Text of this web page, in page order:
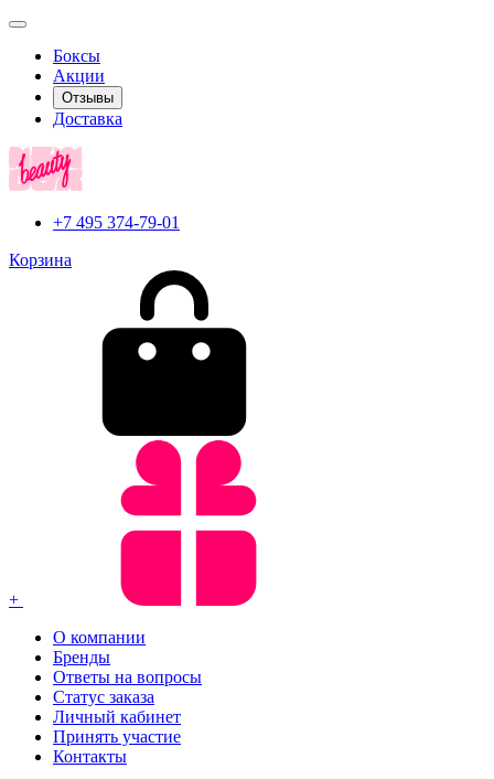
Боксы
Акции
Отзывы
Доставка
+7 495 374-79-01
Корзина
+
О компании
Бренды
Ответы на вопросы
Статус заказа
Личный кабинет
Принять участие
Контакты